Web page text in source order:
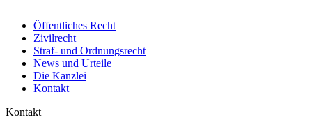
Öffentliches Recht
Zivilrecht
Straf- und Ordnungsrecht
News und Urteile
Die Kanzlei
Kontakt
Kontakt